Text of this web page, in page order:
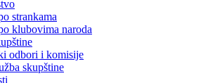
Goražde
strankama
klubovima naroda